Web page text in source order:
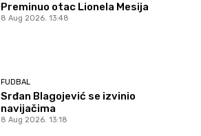
Preminuo otac Lionela Mesija
8 Aug 2026. 13:48
FUDBAL
Srđan Blagojević se izvinio
navijačima
8 Aug 2026. 13:18